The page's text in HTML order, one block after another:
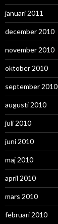
januari 2011
december 2010
november 2010
oktober 2010
september 2010
augusti 2010
juli 2010
juni 2010
maj 2010
april 2010
mars 2010
februari 2010